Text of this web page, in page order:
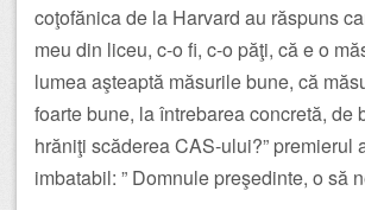
coţofănica de la Harvard au răspuns
meu din liceu, c-o fi, c-o păţi, că e o
lumea aşteaptă măsurile bune, că
foarte bune, la întrebarea concretă, de
hrăniţi scăderea CAS-ului?” premierul
imbatabil: ” Domnule preşedinte, o să